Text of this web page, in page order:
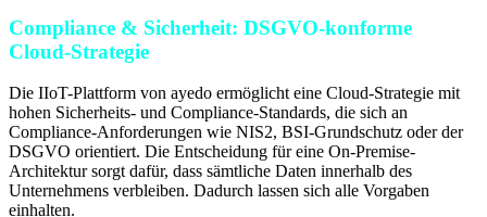
Compliance & Sicherheit: DSGVO-konforme
Cloud-Strategie
Die IIoT-Plattform von ayedo ermöglicht eine Cloud-Strategie mit
hohen Sicherheits- und Compliance-Standards, die sich an
Compliance-Anforderungen wie NIS2, BSI-Grundschutz oder der
DSGVO orientiert. Die Entscheidung für eine On-Premise-
Architektur sorgt dafür, dass sämtliche Daten innerhalb des
Unternehmens verbleiben. Dadurch lassen sich alle Vorgaben
einhalten.